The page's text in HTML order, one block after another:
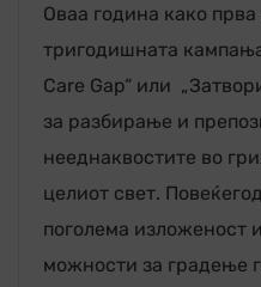
Оваа година како прва
тригодишната
Care Gap“ или
за разбирање и
нееднаквостите во
целиот свет.
поголема изложеност
можности за градење